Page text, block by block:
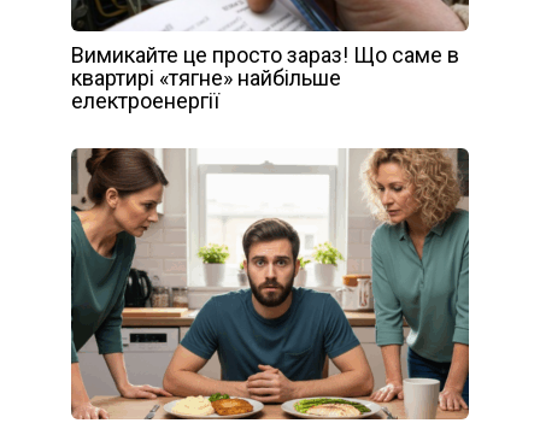
Вимикайте це просто зараз! Що саме в
квартирі «тягне» найбільше
електроенергії